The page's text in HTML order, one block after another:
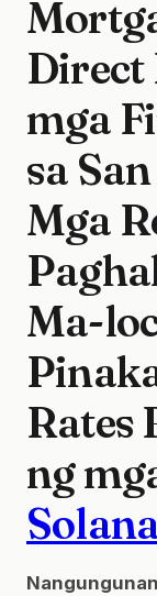
Direct
mga
sa
Mga
Ma-
Rates
ng